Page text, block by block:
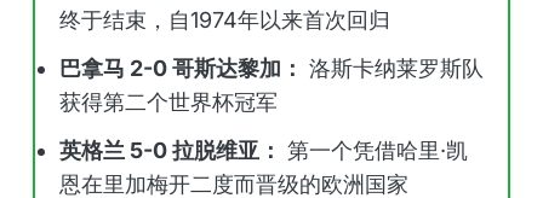
终于结束，自1974年以来首次回归
巴拿马 2-0 哥斯达黎加： 洛斯卡纳莱罗斯队
获得第二个世界杯冠军
英格兰 5-0 拉脱维亚： 第一个凭借哈里·凯
恩在里加梅开二度而晋级的欧洲国家